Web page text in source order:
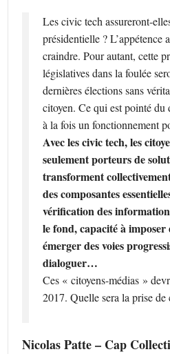
Les civic tech assureront-
présidentielle ? L’appétence
craindre. Pour autant, cette
législatives dans la foulée
dernières élections sans
citoyen. Ce qui est pointé du
à la fois un fonctionnement
Avec les civic tech, les
seulement porteurs de
transforment
des composantes
vérification des
le fond, capacité à imposer
émerger des voies
dialoguer…
Ces « citoyens-médias »
2017. Quelle sera la prise
Nicolas Patte – Cap